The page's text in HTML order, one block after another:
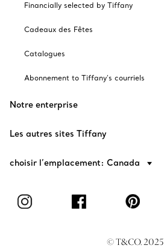
Financially selected by Tiffany
Cadeaux des Fêtes
Catalogues
Abonnement to Tiffany's courriels
Notre enterprise
Les autres sites Tiffany
choisir l’emplacement: Canada
© T&CO. 2025